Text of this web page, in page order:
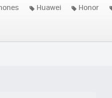
Huawei Honor